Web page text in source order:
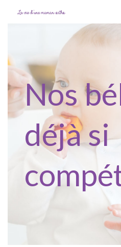
Nos
déjà si